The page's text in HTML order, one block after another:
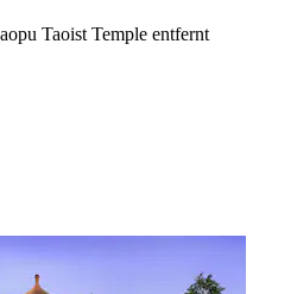
Taoist Temple entfernt